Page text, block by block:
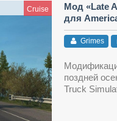
Cruise
Мод «Late
для
Grimes
поздней
Truck